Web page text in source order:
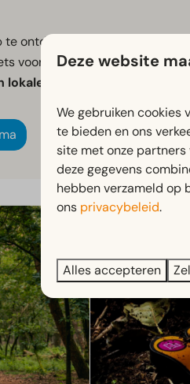
ontdekken: maak een
voor een ontdekkingsroute
markten
Deze website
We gebruiken cookies
te bieden en ons
site met onze partners
deze gegevens
hebben verzameld op
ons privacybeleid.
Alles accepteren